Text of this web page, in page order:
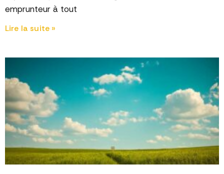
emprunteur à tout
Lire la suite »